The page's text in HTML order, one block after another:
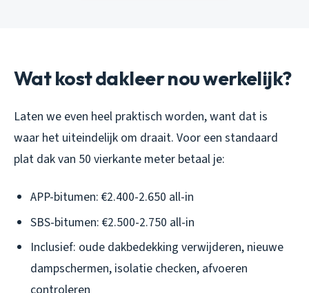
Wat kost dakleer nou werkelijk?
Laten we even heel praktisch worden, want dat is
waar het uiteindelijk om draait. Voor een standaard
plat dak van 50 vierkante meter betaal je:
APP-bitumen: €2.400-2.650 all-in
SBS-bitumen: €2.500-2.750 all-in
Inclusief: oude dakbedekking verwijderen, nieuwe
dampschermen, isolatie checken, afvoeren